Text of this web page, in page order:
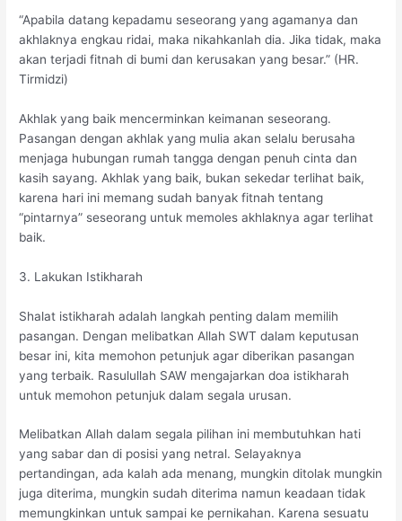
“Apabila datang kepadamu seseorang yang agamanya dan
akhlaknya engkau ridai, maka nikahkanlah dia. Jika tidak, maka
akan terjadi fitnah di bumi dan kerusakan yang besar.” (HR.
Tirmidzi)
Akhlak yang baik mencerminkan keimanan seseorang.
Pasangan dengan akhlak yang mulia akan selalu berusaha
menjaga hubungan rumah tangga dengan penuh cinta dan
kasih sayang. Akhlak yang baik, bukan sekedar terlihat baik,
karena hari ini memang sudah banyak fitnah tentang
“pintarnya” seseorang untuk memoles akhlaknya agar terlihat
baik.
3. Lakukan Istikharah
Shalat istikharah adalah langkah penting dalam memilih
pasangan. Dengan melibatkan Allah SWT dalam keputusan
besar ini, kita memohon petunjuk agar diberikan pasangan
yang terbaik. Rasulullah SAW mengajarkan doa istikharah
untuk memohon petunjuk dalam segala urusan.
Melibatkan Allah dalam segala pilihan ini membutuhkan hati
yang sabar dan di posisi yang netral. Selayaknya
pertandingan, ada kalah ada menang, mungkin ditolak mungkin
juga diterima, mungkin sudah diterima namun keadaan tidak
memungkinkan untuk sampai ke pernikahan. Karena sesuatu